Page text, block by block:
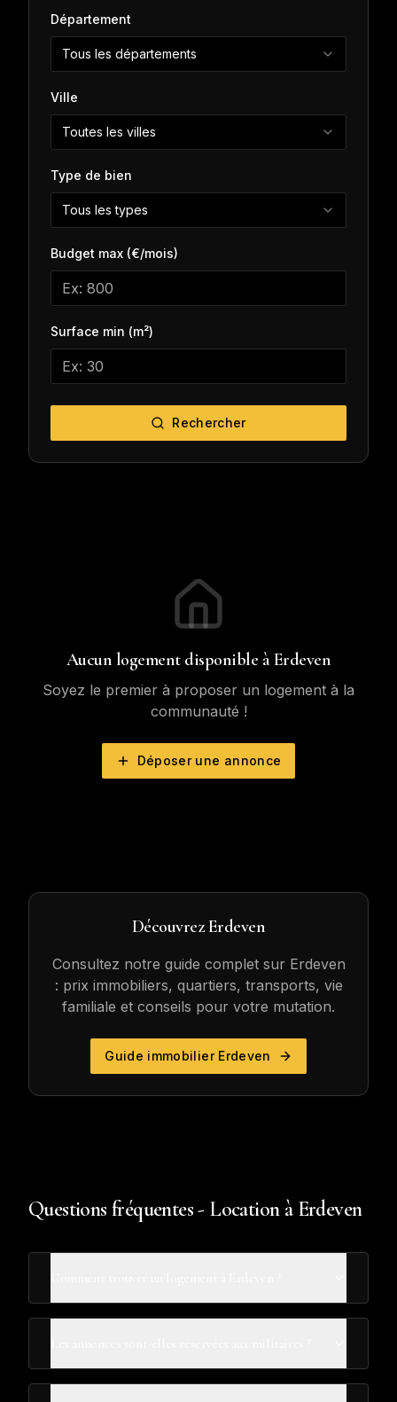
Département
Tous les départements
Ville
Toutes les villes
Type de bien
Tous les types
Budget max (€/mois)
Surface min (m²)
Rechercher
Aucun logement disponible àErdeven
Soyez le premier à proposer un logement à la
communauté !
Déposer une annonce
DécouvrezErdeven
Consultez notre guide complet sur Erdeven
: prix immobiliers, quartiers, transports, vie
familiale et conseils pour votre mutation.
Guide immobilier Erdeven
Questions fréquentes - Location à Erdeven